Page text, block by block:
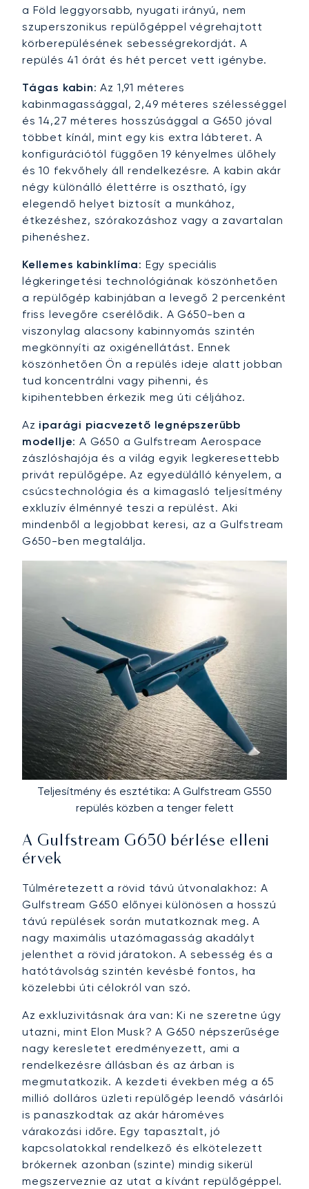
a Föld leggyorsabb, nyugati irányú, nem
szuperszonikus repülőgéppel végrehajtott
körberepülésének sebességrekordját. A
repülés 41 órát és hét percet vett igénybe.
Tágas kabin: Az 1,91 méteres
kabinmagassággal, 2,49 méteres szélességgel
és 14,27 méteres hosszúsággal a G650 jóval
többet kínál, mint egy kis extra lábteret. A
konfigurációtól függően 19 kényelmes ülőhely
és 10 fekvőhely áll rendelkezésre. A kabin akár
négy különálló élettérre is osztható, így
elegendő helyet biztosít a munkához,
étkezéshez, szórakozáshoz vagy a zavartalan
pihenéshez.
Kellemes kabinklíma: Egy speciális
légkeringetési technológiának köszönhetően
a repülőgép kabinjában a levegő 2 percenként
friss levegőre cserélődik. A G650-ben a
viszonylag alacsony kabinnyomás szintén
megkönnyíti az oxigénellátást. Ennek
köszönhetően Ön a repülés ideje alatt jobban
tud koncentrálni vagy pihenni, és
kipihentebben érkezik meg úti céljához.
Az iparági piacvezető legnépszerűbb
modellje: A G650 a Gulfstream Aerospace
zászlóshajója és a világ egyik legkeresettebb
privát repülőgépe. Az egyedülálló kényelem, a
csúcstechnológia és a kimagasló teljesítmény
exkluzív élménnyé teszi a repülést. Aki
mindenből a legjobbat keresi, az a Gulfstream
G650-ben megtalálja.
Teljesítmény és esztétika: A Gulfstream G550
repülés közben a tenger felett
A Gulfstream G650 bérlése elleni
érvek
Túlméretezett a rövid távú útvonalakhoz: A
Gulfstream G650 előnyei különösen a hosszú
távú repülések során mutatkoznak meg. A
nagy maximális utazómagasság akadályt
jelenthet a rövid járatokon. A sebesség és a
hatótávolság szintén kevésbé fontos, ha
közelebbi úti célokról van szó.
Az exkluzivitásnak ára van: Ki ne szeretne úgy
utazni, mint Elon Musk? A G650 népszerűsége
nagy keresletet eredményezett, ami a
rendelkezésre állásban és az árban is
megmutatkozik. A kezdeti években még a 65
millió dolláros üzleti repülőgép leendő vásárlói
is panaszkodtak az akár hároméves
várakozási időre. Egy tapasztalt, jó
kapcsolatokkal rendelkező és elkötelezett
brókernek azonban (szinte) mindig sikerül
megszerveznie az utat a kívánt repülőgéppel.